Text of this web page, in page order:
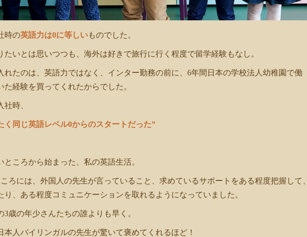
時の英語力は0に等しいものでした。
たいとは思いつつも、海外は好きで旅行に行く程度で留学経験もなし。
れたのは、英語力ではなく、インター勤務の前に、6年間日本の学校法人幼稚園で働
た経験を買ってくれたからでした。
時、
く同じ英語レベル0からのスタートだった”
ところから始まった、私の英語生活。
ろには、外国人の先生が言っていること、求めているサポートをある程度把握して、
、ある程度コミュニケーションを取れるようになっていました。
3歳の年少さんたちの誰よりも早く。
本人バイリンガルの先生が驚いて褒めてくれるほど！